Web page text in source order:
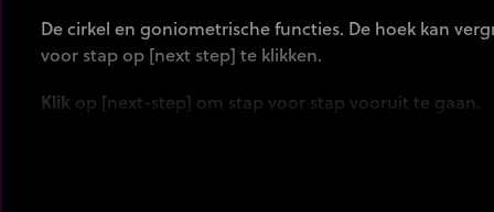
De cirkel en goniometrische functies. De hoek kan
voor stap op [next step] te klikken.
Klik op [next-step] om stap voor stap vooruit te gaan.